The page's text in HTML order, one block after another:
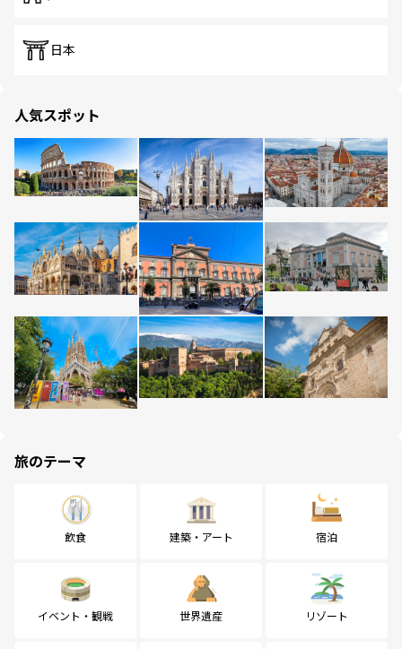
日本
人気スポット
旅のテーマ
飲食 建築・アート 宿泊
イベント・観戦 世界遺産 リゾート